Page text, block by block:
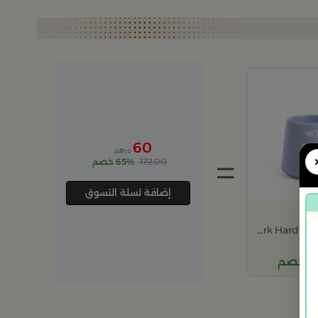
كوب قهوة بعبارة Work Hard من سيلورا
=
60 درهم
172.00 65% خصم
إضافة لسلة التسوق